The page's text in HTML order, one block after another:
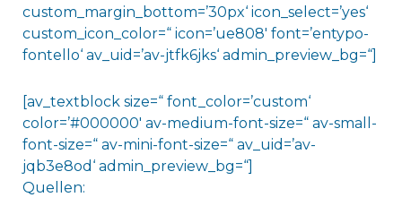
custom_margin_bottom=’30px‘ icon_select=’yes‘
custom_icon_color=“ icon=’ue808′ font=’entypo-
fontello‘ av_uid=’av-jtfk6jks‘ admin_preview_bg=“]
[av_textblock size=“ font_color=’custom‘
color=’#000000′ av-medium-font-size=“ av-small-
font-size=“ av-mini-font-size=“ av_uid=’av-
jqb3e8od‘ admin_preview_bg=“]
Quellen: